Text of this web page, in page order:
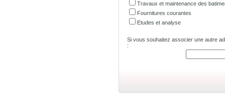
Travaux et maintenance des
Fournitures courantes
Etudes et analyse
Si vous souhaitez associer une autre
: